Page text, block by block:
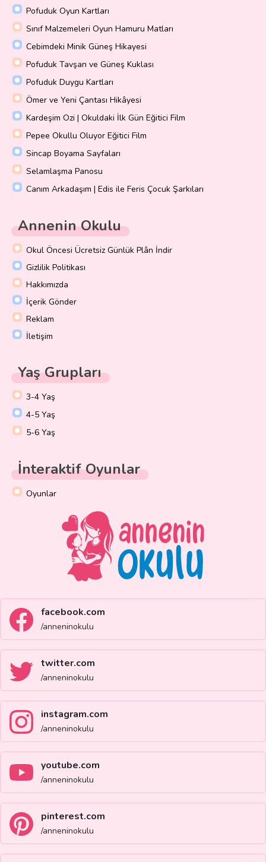
Pofuduk Oyun Kartları
Sınıf Malzemeleri Oyun Hamuru Matları
Cebimdeki Minik Güneş Hikayesi
Pofuduk Tavşan ve Güneş Kuklası
Pofuduk Duygu Kartları
Ömer ve Yeni Çantası Hikâyesi
Kardeşim Ozi | Okuldaki İlk Gün Eğitici Film
Pepee Okullu Oluyor Eğitici Film
Sincap Boyama Sayfaları
Selamlaşma Panosu
Canım Arkadaşım | Edis ile Feris Çocuk Şarkıları
Annenin Okulu
Okul Öncesi Ücretsiz Günlük Plân İndir
Gizlilik Politikası
Hakkımızda
İçerik Gönder
Reklam
İletişim
Yaş Grupları
3-4 Yaş
4-5 Yaş
5-6 Yaş
İnteraktif Oyunlar
Oyunlar
facebook.com
/anneninokulu
twitter.com
/anneninokulu
instagram.com
/anneninokulu
youtube.com
/anneninokulu
pinterest.com
/anneninokulu